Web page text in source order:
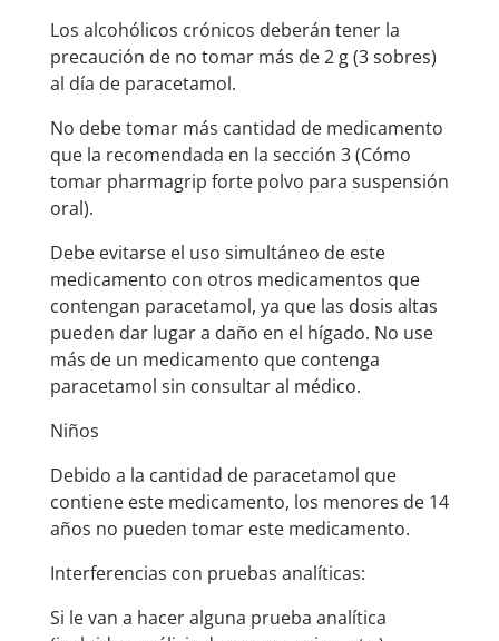
Los alcohólicos crónicos deberán tener la
precaución de no tomar más de 2 g (3 sobres)
al día de paracetamol.
No debe tomar más cantidad de medicamento
que la recomendada en la sección 3 (Cómo
tomar pharmagrip forte polvo para suspensión
oral).
Debe evitarse el uso simultáneo de este
medicamento con otros medicamentos que
contengan paracetamol, ya que las dosis altas
pueden dar lugar a daño en el hígado. No use
más de un medicamento que contenga
paracetamol sin consultar al médico.
Niños
Debido a la cantidad de paracetamol que
contiene este medicamento, los menores de 14
años no pueden tomar este medicamento.
Interferencias con pruebas analíticas:
Si le van a hacer alguna prueba analítica